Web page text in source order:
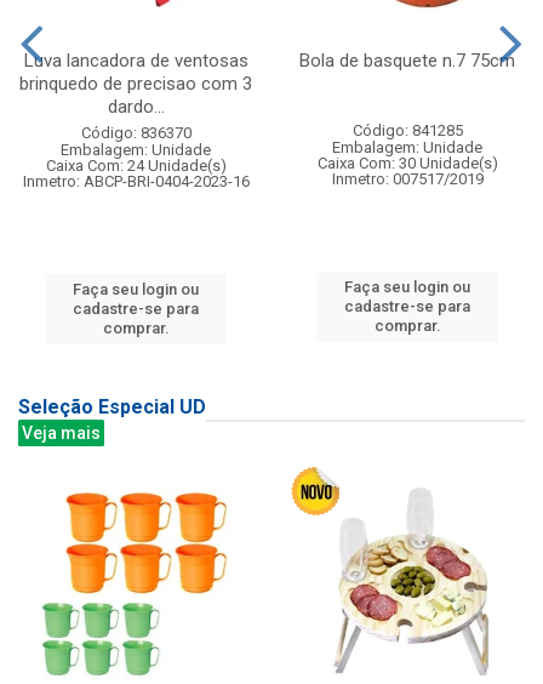
Luva lancadora de ventosas
brinquedo de precisao com 3
dardo...
Código: 836370
Embalagem: Unidade
Caixa Com: 24 Unidade(s)
Inmetro: ABCP-BRI-0404-2023-16
Faça seu login ou
cadastre-se para
comprar.
Bola de basquete n.7 75cm
Código: 841285
Embalagem: Unidade
Caixa Com: 30 Unidade(s)
Inmetro: 007517/2019
Faça seu login ou
cadastre-se para
comprar.
Seleção Especial UD
Veja mais